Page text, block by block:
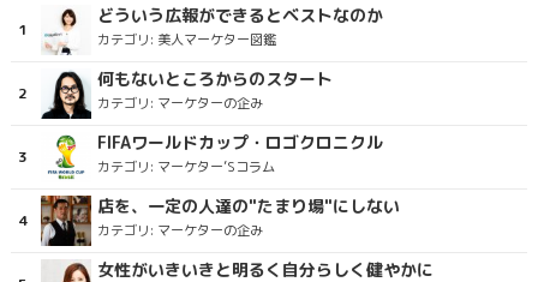
どういう広報ができるとベストなのか
カテゴリ: 美人マーケター図鑑
何もないところからのスタート
カテゴリ: マーケターの企み
FIFAワールドカップ・ロゴクロニクル
カテゴリ: マーケター’Sコラム
店を、一定の人達の"たまり場"にしない
カテゴリ: マーケターの企み
女性がいきいきと明るく自分らしく健やかに